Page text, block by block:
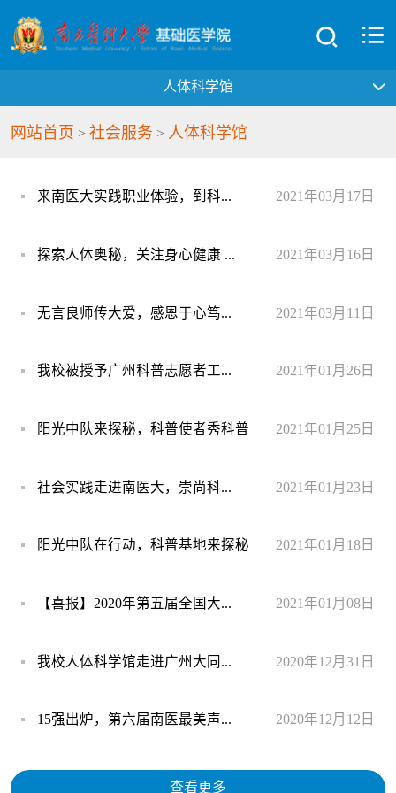
人体科学馆
网站首页 > 社会服务 > 人体科学馆
来南医大实践职业体验，到科... 2021年03月17日
探索人体奥秘，关注身心健康 ... 2021年03月16日
无言良师传大爱，感恩于心笃... 2021年03月11日
我校被授予广州科普志愿者工... 2021年01月26日
阳光中队来探秘，科普使者秀科普 2021年01月25日
社会实践走进南医大，崇尚科... 2021年01月23日
阳光中队在行动，科普基地来探秘 2021年01月18日
【喜报】2020年第五届全国大... 2021年01月08日
我校人体科学馆走进广州大同... 2020年12月31日
15强出炉，第六届南医最美声... 2020年12月12日
查看更多